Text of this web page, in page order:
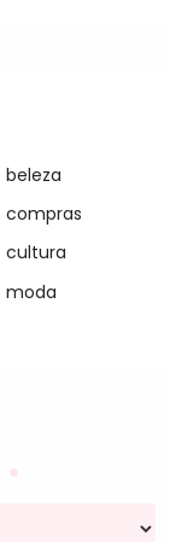
beleza
compras
cultura
moda